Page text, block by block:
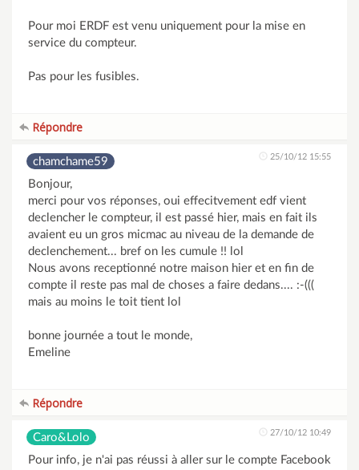
Pour moi ERDF est venu uniquement pour la mise en
service du compteur.
Pas pour les fusibles.
Répondre
chamchame59 25/10/12 15:55
Bonjour,
merci pour vos réponses, oui effecitvement edf vient
declencher le compteur, il est passé hier, mais en fait ils
avaient eu un gros micmac au niveau de la demande de
declenchement... bref on les cumule !! lol
Nous avons receptionné notre maison hier et en fin de
compte il reste pas mal de choses a faire dedans.... :-(((
mais au moins le toit tient lol
bonne journée a tout le monde,
Emeline
Répondre
Caro&Lolo 27/10/12 10:49
Pour info, je n'ai pas réussi à aller sur le compte Facebook